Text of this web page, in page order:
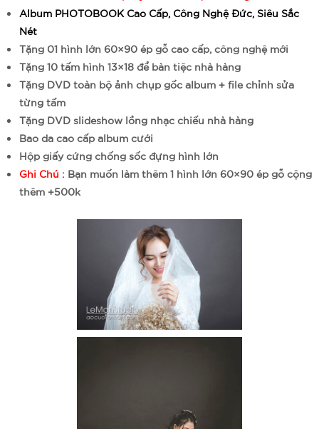
Album PHOTOBOOK Cao Cấp, Công Nghệ Đức, Siêu Sắc
Nét
Tặng 01 hình lớn 60×90 ép gỗ cao cấp, công nghệ mới
Tặng 10 tấm hình 13×18 để bàn tiệc nhà hàng
Tặng DVD toàn bộ ảnh chụp gốc album + file chỉnh sửa
từng tấm
Tặng DVD slideshow lồng nhạc chiếu nhà hàng
Bao da cao cấp album cưới
Hộp giấy cứng chống sốc đựng hình lớn
Ghi Chú : Bạn muốn làm thêm 1 hình lớn 60×90 ép gỗ cộng
thêm +500k